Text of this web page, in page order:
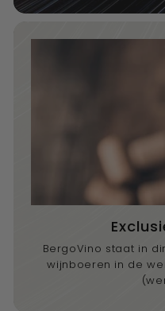
BergoVino staat in
wijnboeren in de